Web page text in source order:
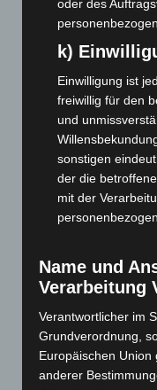
Mai 2026(99)
April 2026(99)
März 2026(115)
Februar 2026(109)
Januar 2026(122)
Dezember 2025(103)
November 2025(114)
Oktober 2025(112)
September 2025(93)
Juli 2025(90)
Juni 2025 (103)
Mai 2025(112)
April 2025(88)
März 2025(111)
oder des
k)
Einwilligung ist
freiwillig für den
und
sonstigen
der die
mit der
Name und
Verarbeitung
Verantwortlicher im
Grundverordnung,
Europäischen
anderer